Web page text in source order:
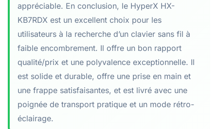
appréciable. En conclusion, le HyperX HX-
KB7RDX est un excellent choix pour les
utilisateurs à la recherche d’un clavier sans fil à
faible encombrement. Il offre un bon rapport
qualité/prix et une polyvalence exceptionnelle. Il
est solide et durable, offre une prise en main et
une frappe satisfaisantes, et est livré avec une
poignée de transport pratique et un mode rétro-
éclairage.